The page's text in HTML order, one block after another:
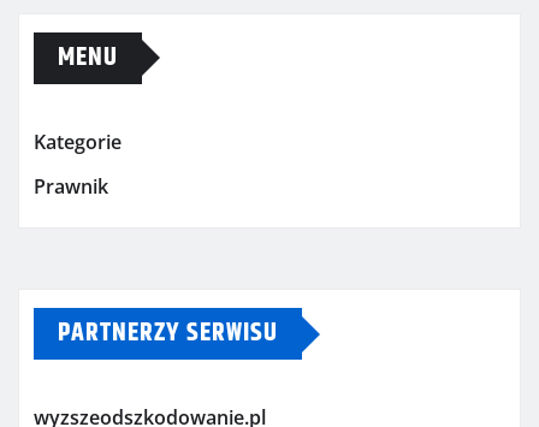
MENU
Kategorie
Prawnik
PARTNERZY SERWISU
wyzszeodszkodowanie.pl